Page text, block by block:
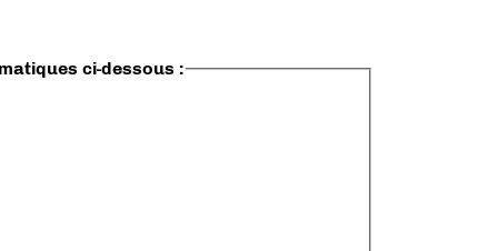
ci-dessous :